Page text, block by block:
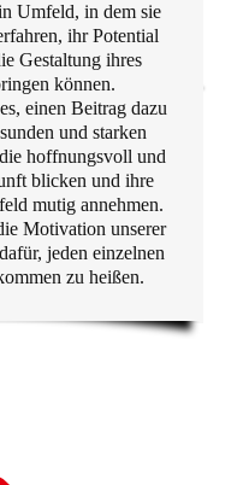
Umfeld, in dem sie
ihr Potential
Gestaltung ihres
können.
einen Beitrag dazu
und starken
hoffnungsvoll und
blicken und ihre
mutig annehmen.
Motivation unserer
jeden einzelnen
zu heißen.